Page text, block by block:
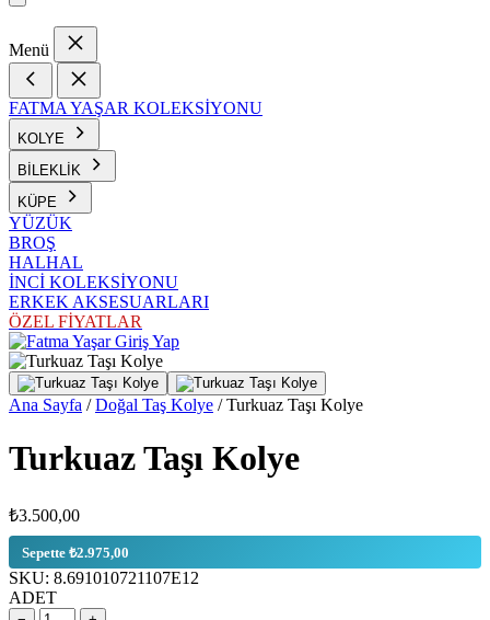
Menü
FATMA YAŞAR KOLEKSİYONU
KOLYE
BİLEKLİK
KÜPE
YÜZÜK
BROŞ
HALHAL
İNCİ KOLEKSİYONU
ERKEK AKSESUARLARI
ÖZEL FİYATLAR
Giriş Yap
Ana Sayfa / Doğal Taş Kolye / Turkuaz Taşı Kolye
Turkuaz Taşı Kolye
₺3.500,00
Sepette ₺2.975,00
SKU: 8.691010721107E12
ADET